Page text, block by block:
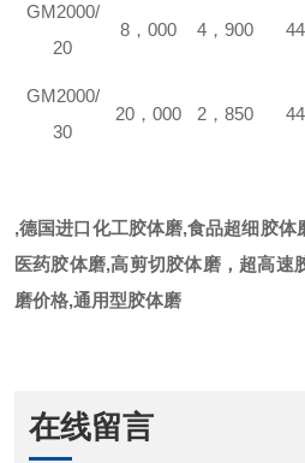
GM2000/
20
8，000 4，900 44
GM2000/
30
20，000 2，850 44
,德国进口化工胶体磨,食品超细胶
医药胶体磨,高剪切胶体磨，超高速
磨价格,通用型胶体磨
在线留言